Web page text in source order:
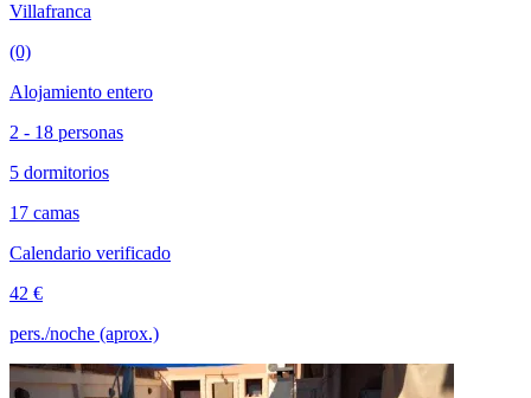
Villafranca
(0)
Alojamiento entero
2 - 18 personas
5 dormitorios
17 camas
Calendario verificado
42 €
pers./noche (aprox.)